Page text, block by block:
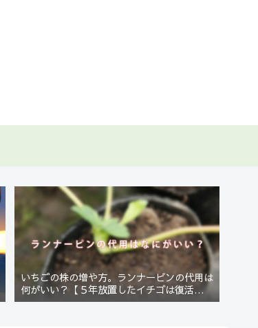
いちごの株の増や方。ランナーピンの代用は
何がいい？【５年放置したイチゴは復活する
のか？(10)】